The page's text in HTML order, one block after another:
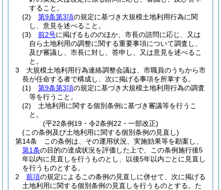
すること。
(2)
第9条第3項の規定に基づき大規模土地利用行為に関
し、意見を述べること。
(3)
前2号に掲げるもののほか、市長の諮問に応じ、又は
自ら土地利用の調整に関する重要事項について調査し、
及び審議し、市長に対し、答申し、又は意見を述べるこ
と。
3
大規模土地利用行為連絡調整会議は、市職員のうちから市
長が任命する者で構成し、次に掲げる事項を所掌する。
(1)
第9条第3項の規定に基づき大規模土地利用行為の調査
等を行うこと。
(2)
土地利用に関する個別条例に基づき審議等を行うこ
と。
(平22条例19・令2条例22・一部改正)
(この条例及び土地利用に関する個別条例の見直し)
第14条
この条例は、その運用状況、実施効果等を勘案し、
第1条の目的の達成状況を評価した上で、この条例施行後5
年以内に見直しを行うものとし、以後5年以内ごとに見直し
を行うものとする。
2
前項の規定によるこの条例の見直しに併せて、次に掲げる
土地利用に関する個別条例の見直しを行うものとする。 た